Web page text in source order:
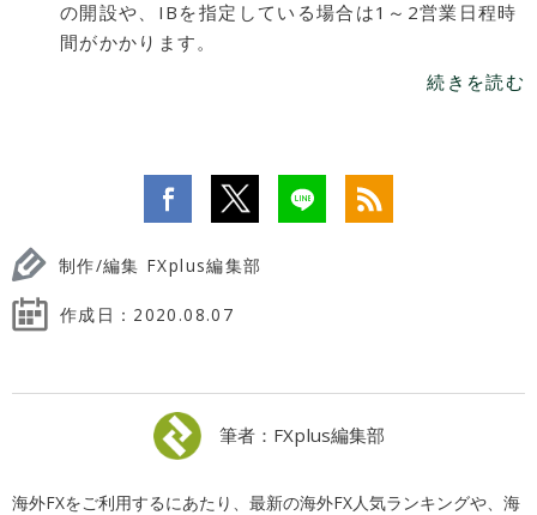
の開設や、IBを指定している場合は1～2営業日程時
間がかかります。
続きを読む
制作/編集 FXplus編集部
作成日： 2020.08.07
筆者：FXplus編集部
海外FXをご利用するにあたり、最新の海外FX人気ランキングや、海